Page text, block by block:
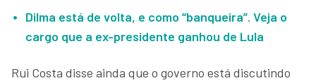
Dilma está de volta, e como “banqueira”. Veja o
cargo que a ex-presidente ganhou de Lula
Rui Costa disse ainda que o governo está discutindo